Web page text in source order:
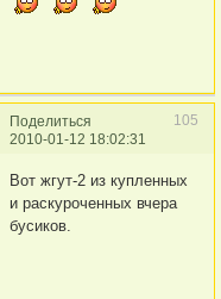
Поделиться
105
2010-01-12 18:02:31
Вот жгут-2 из купленных
и раскуроченных вчера
бусиков.